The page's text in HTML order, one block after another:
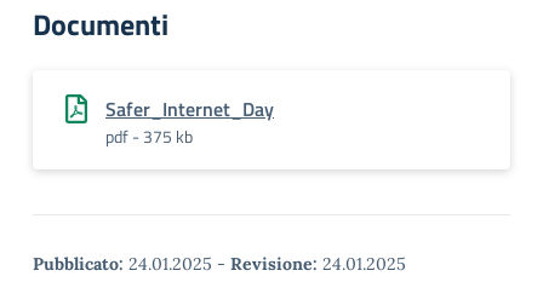
Documenti
Safer_Internet_Day
pdf - 375 kb
Pubblicato: 24.01.2025 - Revisione: 24.01.2025